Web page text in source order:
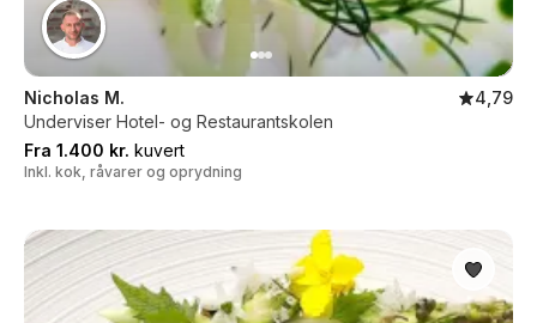
Nicholas M.
4,79
Underviser Hotel- og Restaurantskolen
Fra 1.400 kr. kuvert
Inkl. kok, råvarer og oprydning